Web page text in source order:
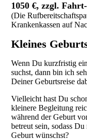
1050 €, zzgl.
(Die
Krankenkassen auf
Kleines
Wenn Du kurzfristig
suchst, dann bin ich
Deiner Geburtsreise
Vielleicht hast Du
kleinere Begleitung
während der Geburt
betreut sein, sodass
Geburt wünschst?